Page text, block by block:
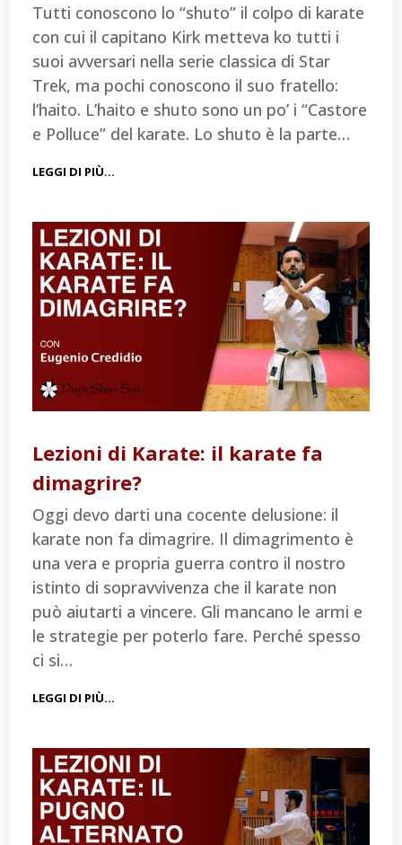
Tutti conoscono lo “shuto” il colpo di karate
con cui il capitano Kirk metteva ko tutti i
suoi avversari nella serie classica di Star
Trek, ma pochi conoscono il suo fratello:
l’haito. L’haito e shuto sono un po’ i “Castore
e Polluce” del karate. Lo shuto è la parte…
LEGGI DI PIÙ…
Lezioni di Karate: il karate fa
dimagrire?
Oggi devo darti una cocente delusione: il
karate non fa dimagrire. Il dimagrimento è
una vera e propria guerra contro il nostro
istinto di sopravvivenza che il karate non
può aiutarti a vincere. Gli mancano le armi e
le strategie per poterlo fare. Perché spesso
ci si…
LEGGI DI PIÙ…